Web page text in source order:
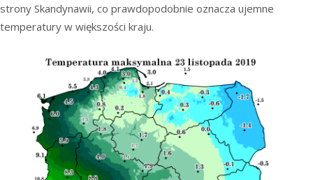
strony Skandynawii, co prawdopodobnie oznacza ujemne
temperatury w większości kraju.